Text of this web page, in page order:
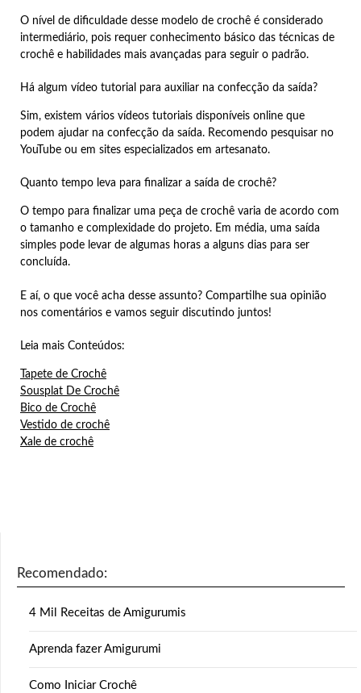
O nível de dificuldade desse modelo de crochê é considerado
intermediário, pois requer conhecimento básico das técnicas de
crochê e habilidades mais avançadas para seguir o padrão.
Há algum vídeo tutorial para auxiliar na confecção da saída?
Sim, existem vários vídeos tutoriais disponíveis online que
podem ajudar na confecção da saída. Recomendo pesquisar no
YouTube ou em sites especializados em artesanato.
Quanto tempo leva para finalizar a saída de crochê?
O tempo para finalizar uma peça de crochê varia de acordo com
o tamanho e complexidade do projeto. Em média, uma saída
simples pode levar de algumas horas a alguns dias para ser
concluída.
E aí, o que você acha desse assunto? Compartilhe sua opinião
nos comentários e vamos seguir discutindo juntos!
Leia mais Conteúdos:
Tapete de Crochê
Sousplat De Crochê
Bico de Crochê
Vestido de crochê
Xale de crochê
Recomendado:
4 Mil Receitas de Amigurumis
Aprenda fazer Amigurumi
Como Iniciar Crochê